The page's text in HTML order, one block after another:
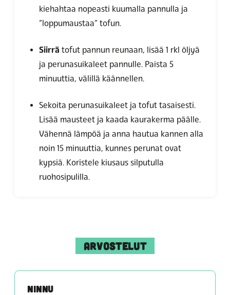
kiehahtaa nopeasti kuumalla pannulla ja
”loppumaustaa” tofun.
Siirrä tofut pannun reunaan, lisää 1 rkl öljyä
ja perunasuikaleet pannulle. Paista 5
minuuttia, välillä käännellen.
Sekoita perunasuikaleet ja tofut tasaisesti.
Lisää mausteet ja kaada kaurakerma päälle.
Vähennä lämpöä ja anna hautua kannen alla
noin 15 minuuttia, kunnes perunat ovat
kypsiä. Koristele kiusaus silputulla
ruohosipulilla.
ARVOSTELUT
NINNU